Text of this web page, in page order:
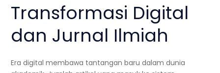
Transformasi Digital
dan Jurnal Ilmiah
Era digital membawa tantangan baru dalam dunia